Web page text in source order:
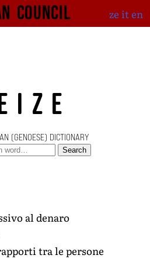
Council ze iten
(GENOESE) DICTIONARY
Search
al denaro
tra le persone